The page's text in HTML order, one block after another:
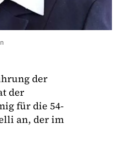
der
der
für die 54-
an, der im